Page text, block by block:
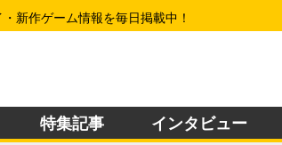
新作ゲーム情報を毎日掲載中！
特集記事 インタビュー